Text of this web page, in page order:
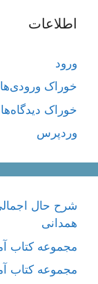
اطلاعات
ورود
خوراک ورودی‌ها
خوراک دیدگاه‌ها
وردپرس
شرح حال
همدانی
مجموعه کتاب
مجموعه کتاب